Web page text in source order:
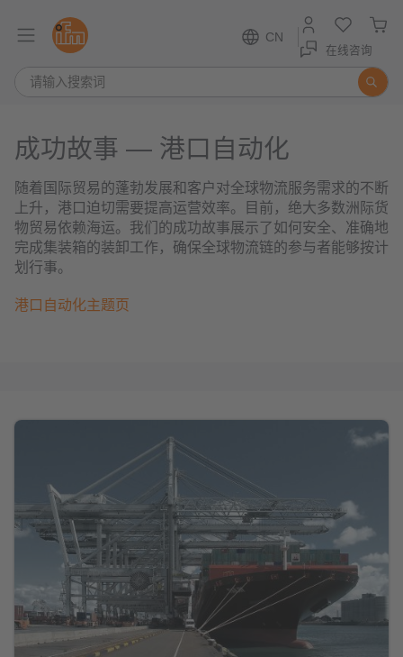
CN
在线咨询
成功故事 — 港口自动化
随着国际贸易的蓬勃发展和客户对全球物流服务需求的不断
上升，港口迫切需要提高运营效率。目前，绝大多数洲际货
物贸易依赖海运。我们的成功故事展示了如何安全、准确地
完成集装箱的装卸工作，确保全球物流链的参与者能够按计
划行事。
港口自动化主题页